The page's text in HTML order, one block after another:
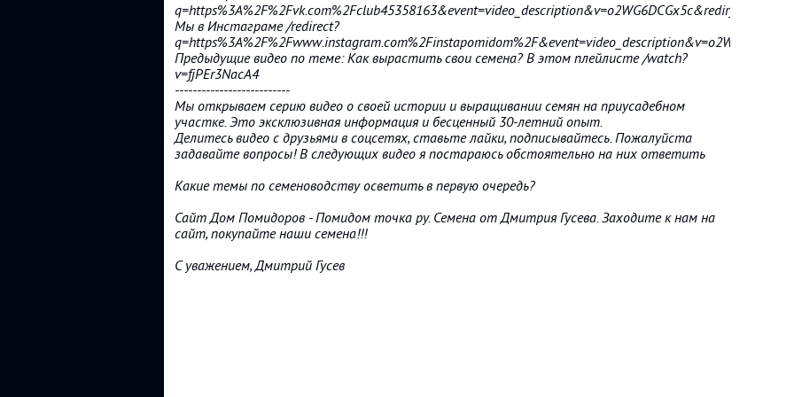
Мы в Инстаграме /redirect?
Предыдущие видео по теме: Как вырастить свои семена? В этом плейлисте /watch?
v=fjPEr3NacA4
--------------------------
Мы открываем серию видео о своей истории и выращивании семян на приусадебном
участке. Это эксклюзивная информация и бесценный 30-летний опыт.
Делитесь видео с друзьями в соцсетях, ставьте лайки, подписывайтесь. Пожалуйста
задавайте вопросы! В следующих видео я постараюсь обстоятельно на них ответить
Какие темы по семеноводству осветить в первую очередь?
Сайт Дом Помидоров - Помидом точка ру. Семена от Дмитрия Гусева. Заходите к нам на
сайт, покупайте наши семена!!!
С уважением, Дмитрий Гусев